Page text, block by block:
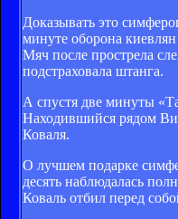
Доказывать это
минуте оборона
Мяч после прострела
подстраховала штанга.
А спустя две минуты
Находившийся рядом
Коваля.
О лучшем подарке
десять наблюдалась
Коваль отбил перед